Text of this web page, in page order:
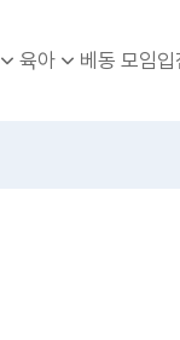
육아 베동 모임